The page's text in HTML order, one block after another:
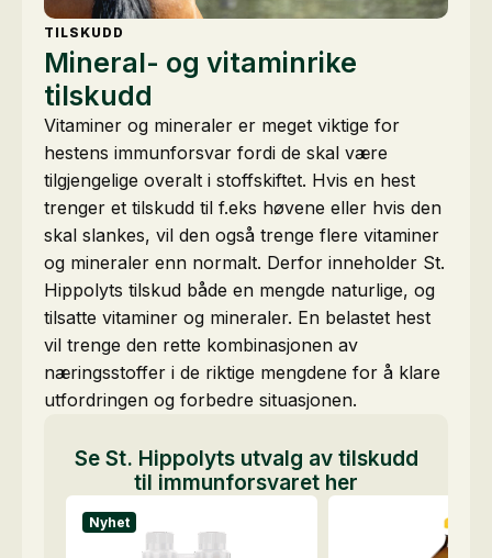
TILSKUDD
Mineral- og vitaminrike
tilskudd
Vitaminer og mineraler er meget viktige for
hestens immunforsvar fordi de skal være
tilgjengelige overalt i stoffskiftet. Hvis en hest
trenger et tilskudd til f.eks høvene eller hvis den
skal slankes, vil den også trenge flere vitaminer
og mineraler enn normalt. Derfor inneholder St.
Hippolyts tilskud både en mengde naturlige, og
tilsatte vitaminer og mineraler. En belastet hest
vil trenge den rette kombinasjonen av
næringsstoffer i de riktige mengdene for å klare
utfordringen og forbedre situasjonen.
Se St. Hippolyts utvalg av tilskudd
til immunforsvaret her
Nyhet